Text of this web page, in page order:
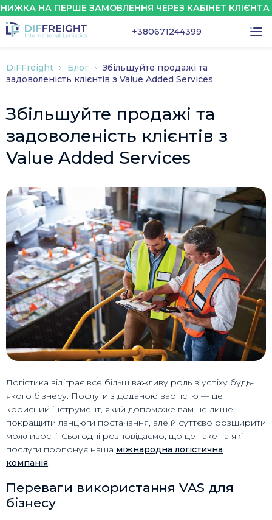
НА ПЕРШЕ ЗАМОВЛЕННЯ ЧЕРЕЗ КАБІНЕТ КЛІЄНТА - 10%
+380671244399
DiFFreight Блог
Збільшуйте продажі та
задоволеність клієнтів з Value Added Services
Збільшуйте продажі та
задоволеність клієнтів з
Value Added Services
Логістика відіграє все більш важливу роль в успіху будь-
якого бізнесу. Послуги з доданою вартістю — це
корисний інструмент, який допоможе вам не лише
покращити ланцюги постачання, але й суттєво розширити
можливості. Сьогодні розповідаємо, що це таке та які
послуги пропонує наша міжнародна логістична
компанія.
Переваги використання VAS для
бізнесу